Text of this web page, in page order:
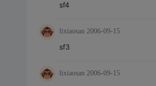
sf4
lixiaosan 2006-09-15
sf3
lixiaosan 2006-09-15